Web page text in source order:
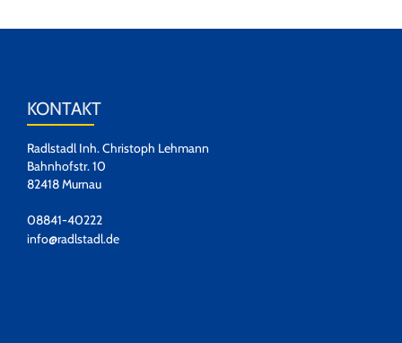
KONTAKT
Radlstadl Inh. Christoph Lehmann
Bahnhofstr. 10
82418 Murnau
08841-40222
info@radlstadl.de